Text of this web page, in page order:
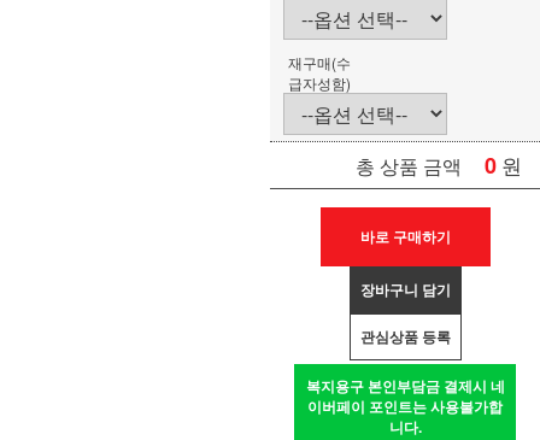
재구매(수
급자성함)
총 상품 금액 0 원
바로 구매하기
장바구니 담기
관심상품 등록
복지용구 본인부담금 결제시 네
이버페이 포인트는 사용불가합
니다.